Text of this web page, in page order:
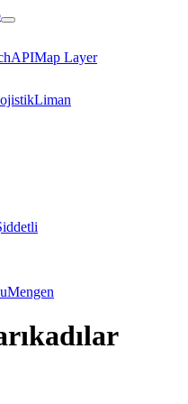
APIMap Layer
Liman
Mengen